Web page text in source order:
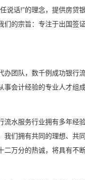
说话!”的理念，提供房
们的宗旨：专注于出国签
办团队，数千例成功银行
事会计经验的专业人才组
流水服务行业拥有多年经
我们拥有共同的理想、共
二万分的热诚，将具有不